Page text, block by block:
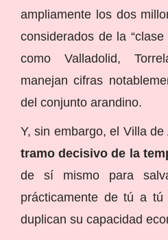
ampliamente los dos
considerados de la
como Valladolid,
manejan cifras
del conjunto arandino.
Y, sin embargo, el Villa
tramo decisivo de la
de sí mismo para
prácticamente de tú a
duplican su capacidad